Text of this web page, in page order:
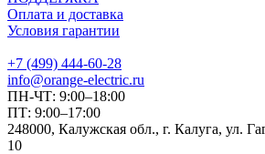
Оплата и доставка
Условия гарантии
+7 (499) 444-60-28
info@orange-electric.ru
ПН-ЧТ: 9:00–18:00
ПТ: 9:00–17:00
248000, Калужская обл., г. Калуга, ул.
10